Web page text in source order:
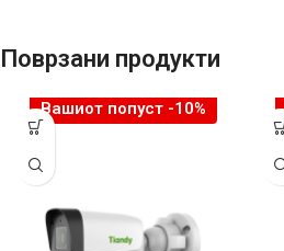
Поврзани продукти
Вашиот попуст -10%